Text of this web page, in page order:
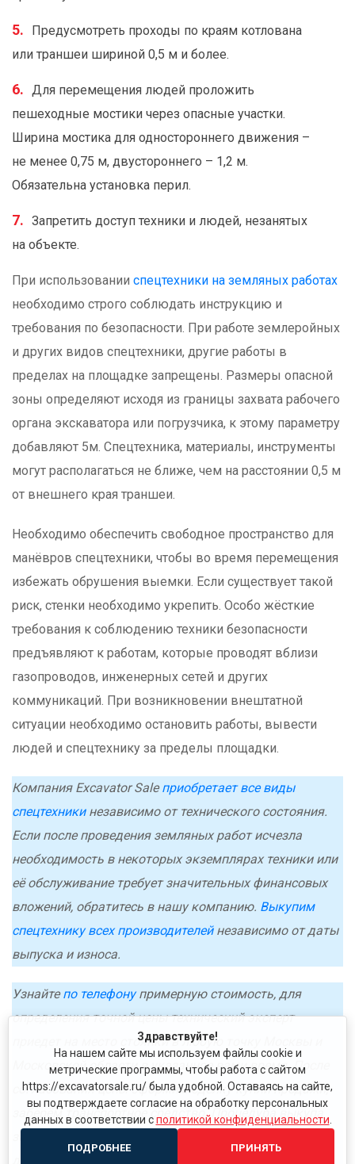
Предусмотреть проходы по краям котлована
или траншеи шириной 0,5 м и более.
Для перемещения людей проложить
пешеходные мостики через опасные участки.
Ширина мостика для одностороннего движения –
не менее 0,75 м, двустороннего – 1,2 м.
Обязательна установка перил.
Запретить доступ техники и людей, незанятых
на объекте.
При использовании спецтехники на земляных работах
необходимо строго соблюдать инструкцию и
требования по безопасности. При работе землеройных
и других видов спецтехники, другие работы в
пределах на площадке запрещены. Размеры опасной
зоны определяют исходя из границы захвата рабочего
органа экскаватора или погрузчика, к этому параметру
добавляют 5м. Спецтехника, материалы, инструменты
могут располагаться не ближе, чем на расстоянии 0,5 м
от внешнего края траншеи.
Необходимо обеспечить свободное пространство для
манёвров спецтехники, чтобы во время перемещения
избежать обрушения выемки. Если существует такой
риск, стенки необходимо укрепить. Особо жёсткие
требования к соблюдению техники безопасности
предъявляют к работам, которые проводят вблизи
газопроводов, инженерных сетей и других
коммуникаций. При возникновении внештатной
ситуации необходимо остановить работы, вывести
людей и спецтехнику за пределы площадки.
Компания Excavator Saleприобретает все виды
спецтехникинезависимо от технического состояния.
Если после проведения земляных работ исчезла
необходимость в некоторых экземплярах техники или
её обслуживание требует значительных финансовых
вложений, обратитесь в нашу компанию. Выкупим
спецтехнику всех производителейнезависимо от даты
выпуска и износа.
Узнайтепо телефонупримерную стоимость, для
определения точной цены технический эксперт
приедет на место стоянки в любую точку Москвы и
Московской области в указанное вами время. После
согласования цены оформим сделку купли-продажи,
заберём транспортное средство. Процедура выкупа
Здравствуйте!
На нашем сайте мы используем файлы cookie и
метрические программы, чтобы работа с сайтом
https://excavatorsale.ru/ была удобной. Оставаясь на сайте,
вы подтверждаете согласие на обработку персональных
данных в соответствии сполитикой конфиденциальности
ПОДРОБНЕЕ ПРИНЯТЬ